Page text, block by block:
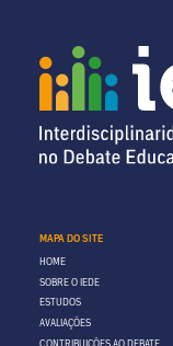
MAPA DO SITE
HOME
SOBRE O IEDE
ESTUDOS
AVALIAÇÕES
CONTRIBUIÇÕES AO DEBATE